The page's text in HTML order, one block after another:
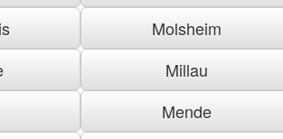
Molsheim
Millau
Mende